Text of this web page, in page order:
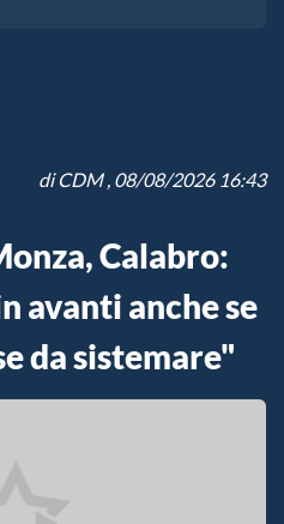
diCDM, 08/08/2026 16:43
Calabro:
avanti anche se
da sistemare"